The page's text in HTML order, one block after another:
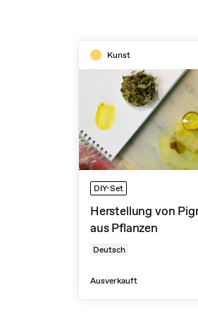
Kunst
DIY-Set
Herstellung von
aus Pflanzen
Deutsch
Ausverkauft